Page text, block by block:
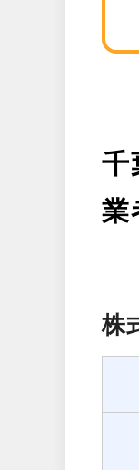
千
業
株